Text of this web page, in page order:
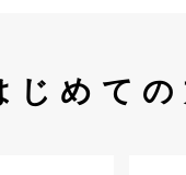
じめての